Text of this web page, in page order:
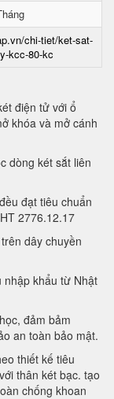
chi-tiet/ket-sat-
kcc-80-kc
điện tử với ổ
khóa và mở cánh
dòng két sắt liên
đạt tiêu chuẩn
2776.12.17
dây chuyền
nhập khẩu từ Nhật
đảm bảm
an toàn bảo mật.
thiết kế tiêu
thân két bạc. tạo
chống khoan